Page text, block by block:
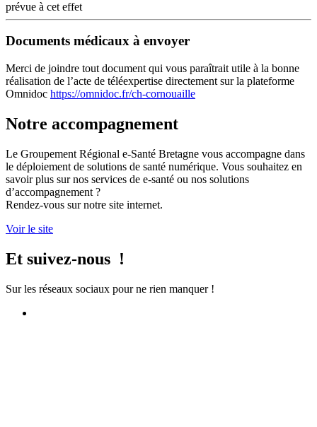
prévue à cet effet
Documents médicaux à envoyer
Merci de joindre tout document qui vous paraîtrait utile à la bonne
réalisation de l’acte de téléexpertise directement sur la plateforme
Omnidoc https://omnidoc.fr/ch-cornouaille
Notre accompagnement
Le Groupement Régional e-Santé Bretagne vous accompagne dans
le déploiement de solutions de santé numérique. Vous souhaitez en
savoir plus sur nos services de e-santé ou nos solutions
d’accompagnement ?
Rendez-vous sur notre site internet.
Voir le site
Et suivez-nous !
Sur les réseaux sociaux pour ne rien manquer !